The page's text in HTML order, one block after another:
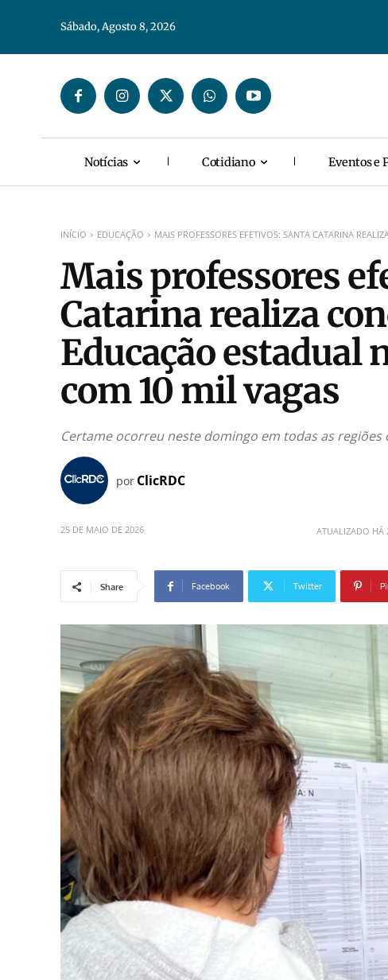
Sábado, Agosto 8, 2026
Notícias Cotidiano Eventos e
INÍCIO EDUCAÇÃO MAIS PROFESSORES EFETIVOS: SANTA CATARINA
Mais professores
Catarina realiza
Educação estadual
com 10 mil vagas
Certame ocorreu neste domingo em todas as
por ClicRDC
25 DE MAIO DE 2026 ATUALIZADO HÁ
Share Facebook Twitter